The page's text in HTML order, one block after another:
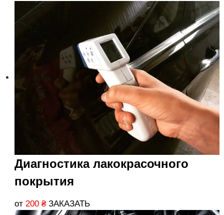
Диагностика лакокрасочного
покрытия
от 200 ₴ ЗАКАЗАТЬ